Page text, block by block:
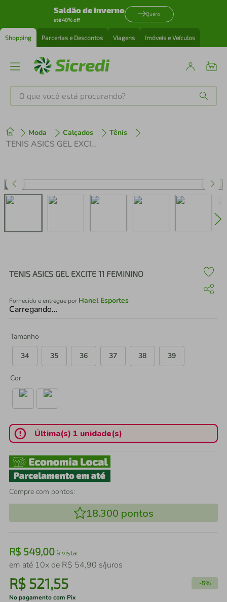
Saldão de inverno
até 40% off
Quero
Shopping Parcerias e Descontos Viagens Imóveis e Veículos
O que você está procurando?
Moda Calçados Tênis
TENIS ASICS GEL EXCITE 11 FEMININO
TENIS ASICS GEL EXCITE 11 FEMININO
Fornecido e entregue por Hanel Esportes
Carregando…
Tamanho
34
35 36 37 38 39
Cor
Última(s) 1 unidade(s)
Compre com pontos:
18.300 pontos
R$ 549,00à vista
em até 10x de R$ 54,90 s/juros
R$ 521,55 -5%
No pagamento com Pix
1 tenis
perfume